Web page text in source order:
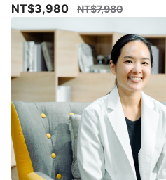
NT$3,980 NT$7,980